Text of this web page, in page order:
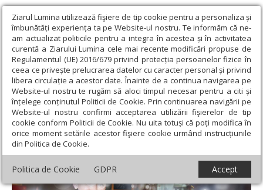
Ziarul Lumina utilizează fişiere de tip cookie pentru a personaliza și
îmbunătăți experiența ta pe Website-ul nostru. Te informăm că ne-
am actualizat politicile pentru a integra în acestea și în activitatea
curentă a Ziarului Lumina cele mai recente modificări propuse de
Regulamentul (UE) 2016/679 privind protecția persoanelor fizice în
ceea ce privește prelucrarea datelor cu caracter personal și privind
libera circulație a acestor date. Înainte de a continua navigarea pe
Website-ul nostru te rugăm să aloci timpul necesar pentru a citi și
înțelege conținutul Politicii de Cookie. Prin continuarea navigării pe
Website-ul nostru confirmi acceptarea utilizării fişierelor de tip
cookie conform Politicii de Cookie. Nu uita totuși că poți modifica în
orice moment setările acestor fişiere cookie urmând instrucțiunile
din Politica de Cookie.
Politica de Cookie GDPR Accept
Ziarul Lumina › Educaţie și Cultură › Educaţie › Utilizarea
inteligenţei artificiale în şcoală
Utilizarea inteligenţei artificiale în şcoală